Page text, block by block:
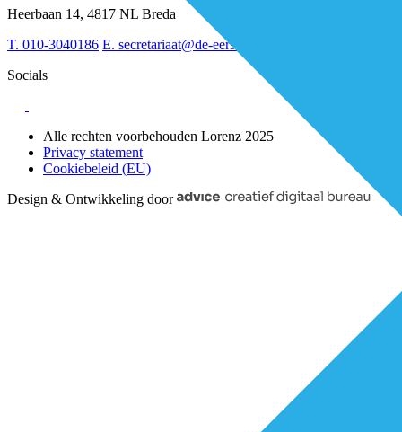
Sociaal domein
Heerbaan 14, 4817 NL Breda
T. 010-3040186 E. secretariaat@de-eerstelijns.nl
Socials
Alle rechten voorbehouden Lorenz 2025
Privacy statement
Cookiebeleid (EU)
Design & Ontwikkeling door